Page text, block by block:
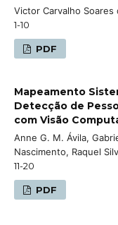
Victor Carvalho Soares
1-10
PDF
Mapeamento
Detecção de
com Visão
Anne G. M. Ávila,
Nascimento, Raquel
11-20
PDF